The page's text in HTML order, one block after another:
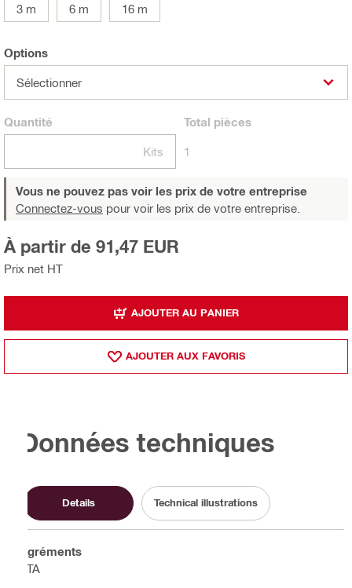
3 m
6 m 16 m
Options
Sélectionner
Quantité
Kits
Total pièces
1
Vous ne pouvez pas voir les prix de votre entreprise
Connectez-vous pour voir les prix de votre entreprise.
Prix net HT
À partir de 91,47 EUR
AJOUTER AU PANIER
AJOUTER AUX FAVORIS
Données techniques
Details Technical illustrations
Agréments
ETA